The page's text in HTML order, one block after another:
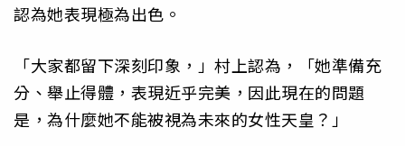
認為她表現極為出色。
「大家都留下深刻印象，」村上認為，「她準備充
分、舉止得體，表現近乎完美，因此現在的問題
是，為什麼她不能被視為未來的女性天皇？」